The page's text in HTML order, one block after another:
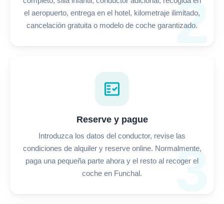
2
el aeropuerto, entrega en el hotel, kilometraje ilimitado,
cancelación gratuita o modelo de coche garantizado.
3
fact_check
Reserve y pague
Introduzca los datos del conductor, revise las
condiciones de alquiler y reserve online. Normalmente,
paga una pequeña parte ahora y el resto al recoger el
coche en Funchal.